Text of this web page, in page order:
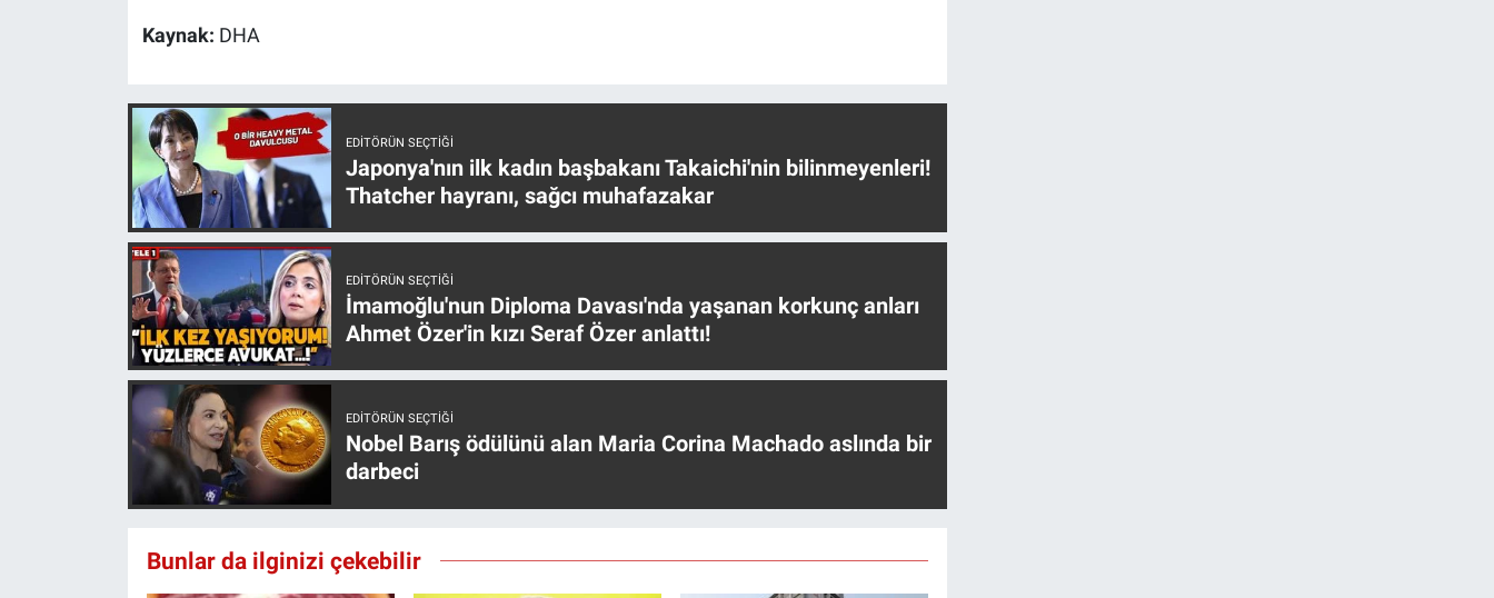
Kaynak: DHA
EDITÖRÜN SEÇTIĞI
Japonya'nın ilk kadın başbakanı Takaichi'nin bilinmeyenleri!
Thatcher hayranı, sağcı muhafazakar
EDITÖRÜN SEÇTIĞI
İmamoğlu'nun Diploma Davası'nda yaşanan korkunç anları
Ahmet Özer'in kızı Seraf Özer anlattı!
EDITÖRÜN SEÇTIĞI
Nobel Barış ödülünü alan Maria Corina Machado aslında bir
darbeci
Bunlar da ilginizi çekebilir